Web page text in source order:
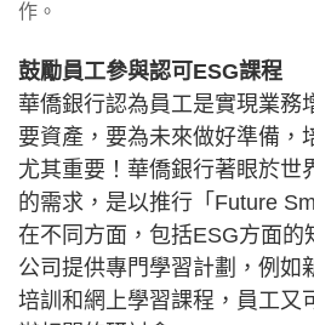
作。
鼓勵員工參與認可ESG課程
華僑銀行認為員工是實現業務
要資產，要為未來做好準備，
尤其重要！華僑銀行著眼於世
的需求，是以推行「Future
在不同方面，包括ESG方面的
公司提供專門學習計劃，例如
培訓和網上學習課程，員工又